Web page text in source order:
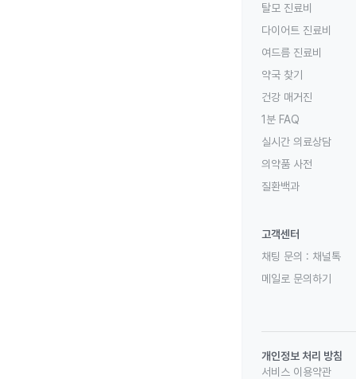
탈모 진료비
다이어트 진료비
여드름 진료비
약국 찾기
건강 매거진
1분 FAQ
실시간 의료상담
의약품 사전
질환백과
고객센터
채팅 문의 : 채널톡
메일로 문의하기
개인정보 처리 방침
서비스 이용약관